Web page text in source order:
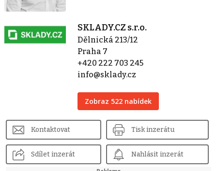
SKLADY.CZ s.r.o.
Dělnická 213/12
Praha 7
+420 222 703 245
info@sklady.cz
Zobraz 522 nabídek
Kontaktovat Tisk inzerátu
Sdílet inzerát Nahlásit inzerát